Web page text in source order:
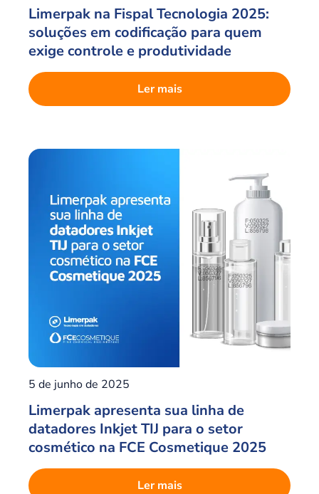
Limerpak na Fispal Tecnologia 2025:
soluções em codificação para quem
exige controle e produtividade
Ler mais
5 de junho de 2025
Limerpak apresenta sua linha de
datadores Inkjet TIJ para o setor
cosmético na FCE Cosmetique 2025
Ler mais